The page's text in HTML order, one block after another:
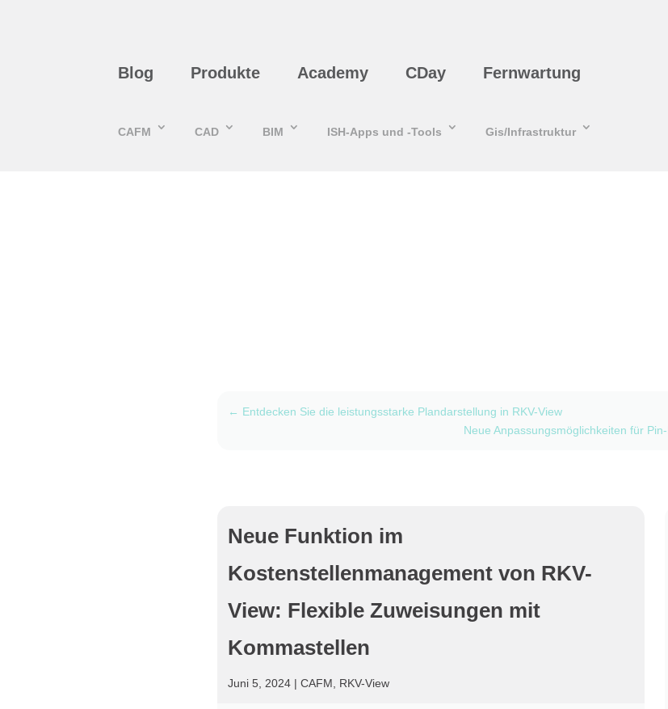
Blog Produkte Academy CDay Fernwartung
CAFM CAD BIM ISH-Apps und -Tools Gis/Infrastruktur
← Entdecken Sie die leistungsstarke Plandarstellung in RKV-View
Neue Anpassungsmöglichkeiten für
Neue Funktion im
Kostenstellenmanagement von RKV-
View: Flexible Zuweisungen mit
Kommastellen
Juni 5, 2024 |CAFM RKV-View